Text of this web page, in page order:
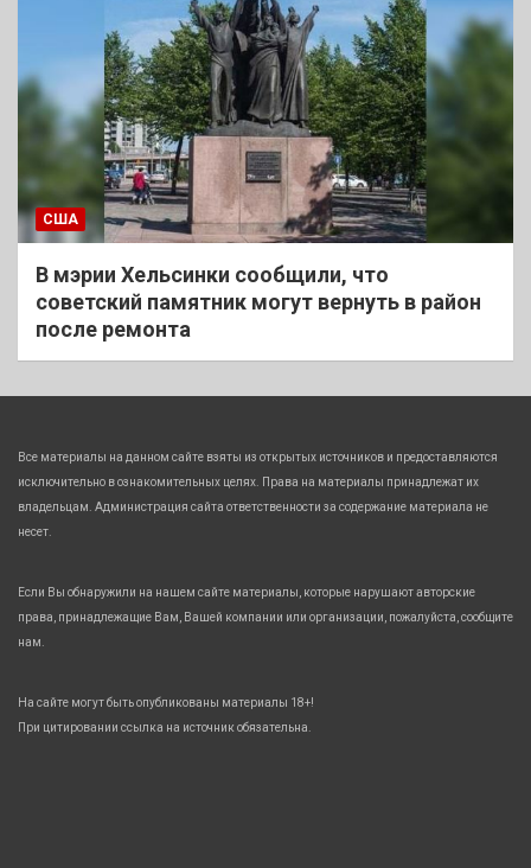
США
В мэрии Хельсинки сообщили, что
советский памятник могут вернуть в район
после ремонта
Все материалы на данном сайте взяты из открытых источников и предоставляются
исключительно в ознакомительных целях. Права на материалы принадлежат их
владельцам. Администрация сайта ответственности за содержание материала не
несет.
Если Вы обнаружили на нашем сайте материалы, которые нарушают авторские
права, принадлежащие Вам, Вашей компании или организации, пожалуйста, сообщите
нам.
На сайте могут быть опубликованы материалы 18+!
При цитировании ссылка на источник обязательна.